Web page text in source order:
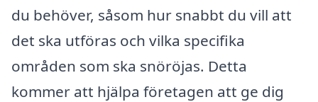
du behöver, såsom hur snabbt du vill att
det ska utföras och vilka specifika
områden som ska snöröjas. Detta
kommer att hjälpa företagen att ge dig